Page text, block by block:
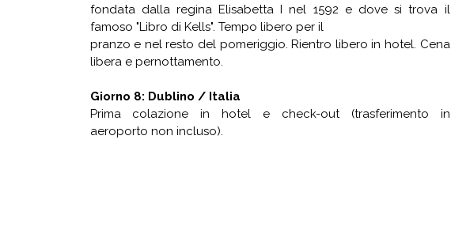
fondata dalla regina Elisabetta I nel 1592 e dove si trova il
famoso "Libro di Kells". Tempo libero per il
pranzo e nel resto del pomeriggio. Rientro libero in hotel. Cena
libera e pernottamento.
Giorno 8: Dublino / Italia
Prima colazione in hotel e check-out (trasferimento in
aeroporto non incluso).